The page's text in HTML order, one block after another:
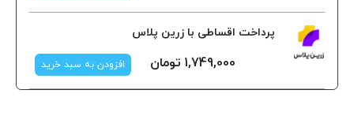
پرداخت اقساطی با زرین پلاس
1,749,000 تومان افزودن به سبد خرید